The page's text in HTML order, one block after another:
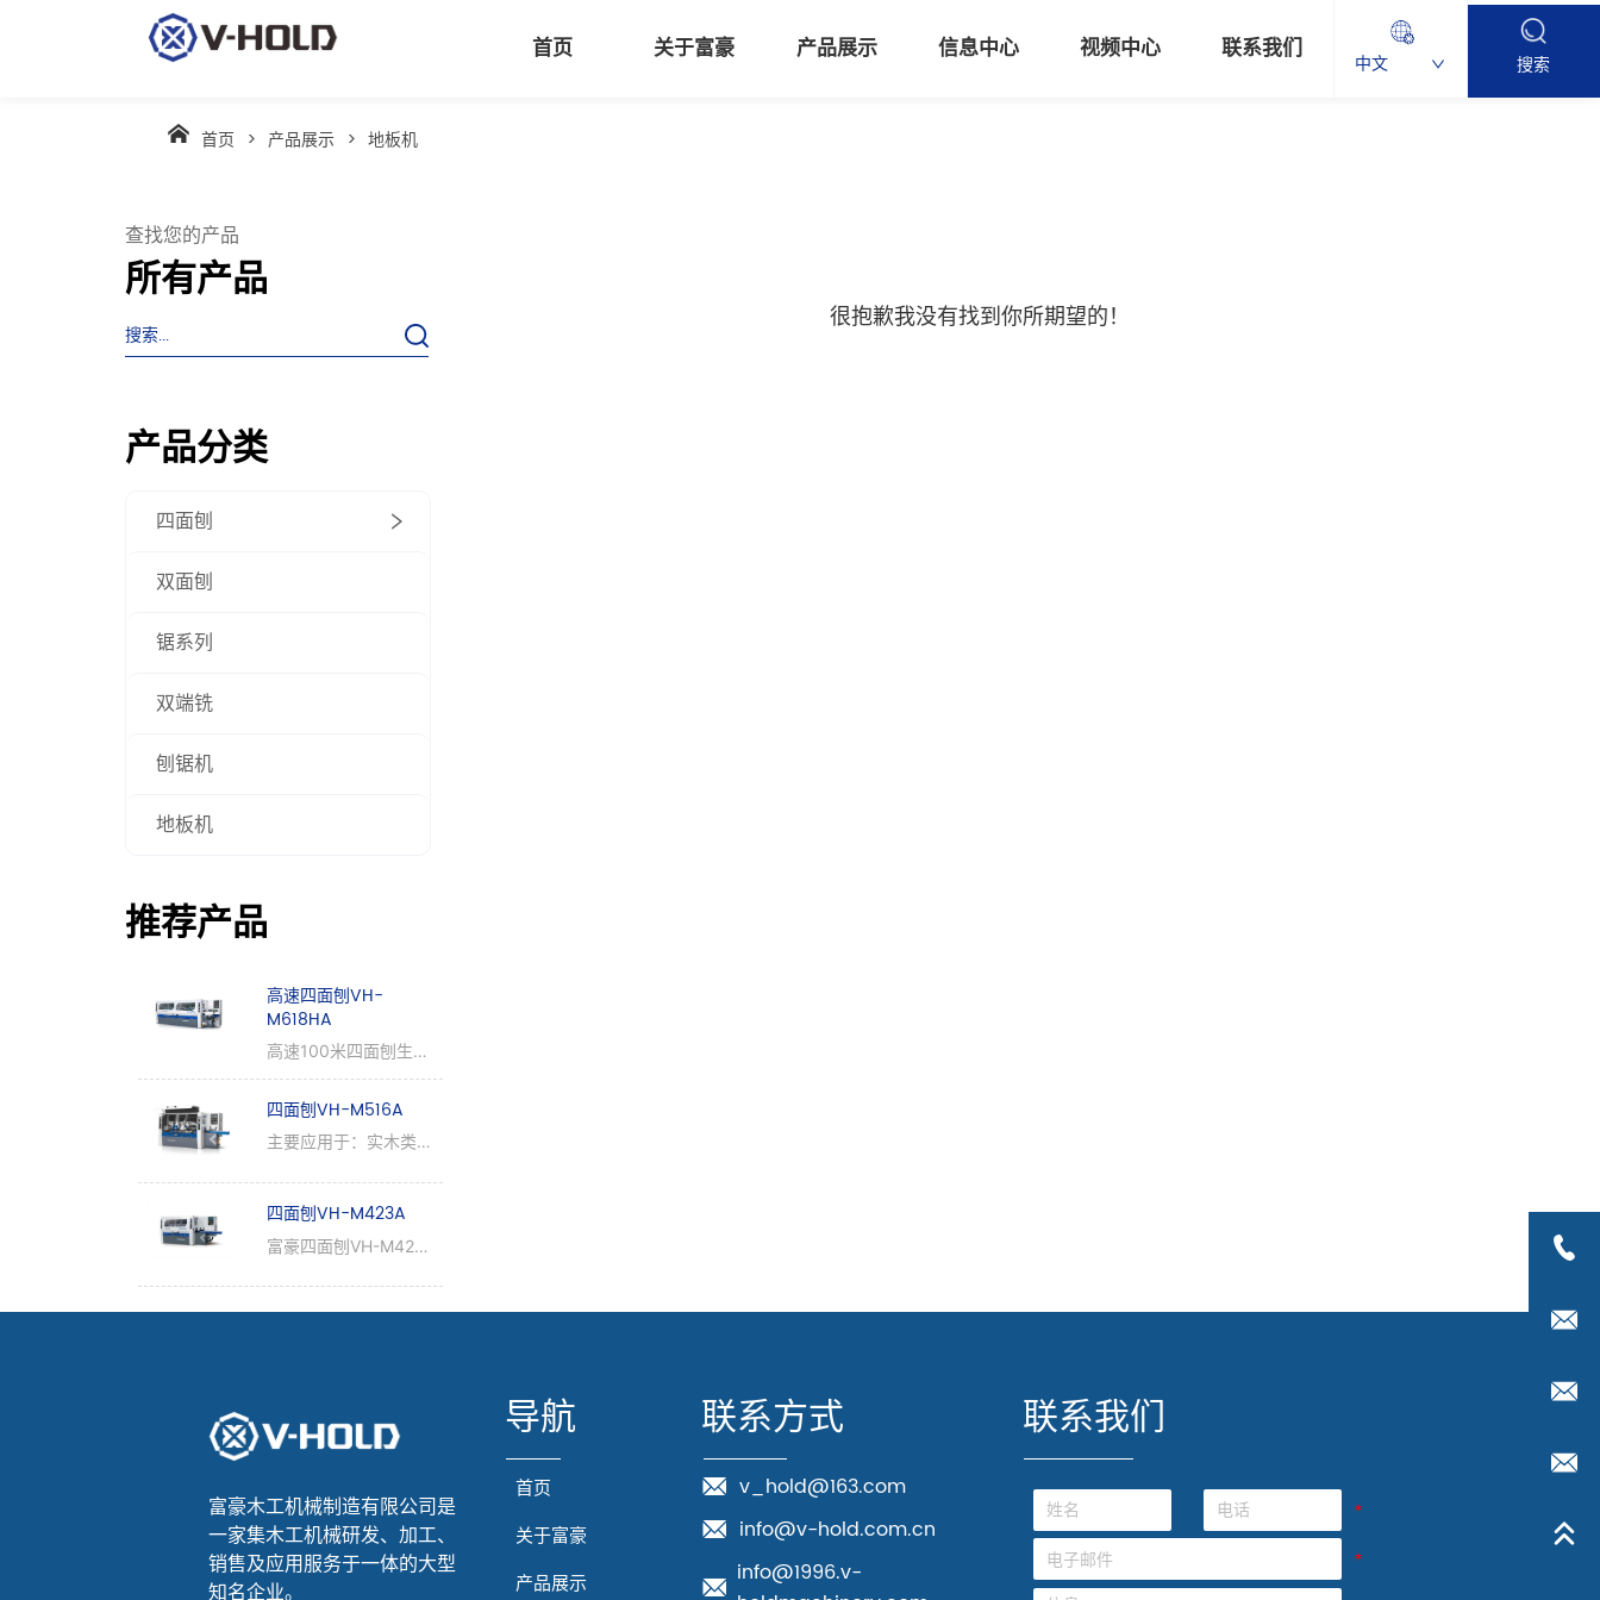
首页 关于富豪 产品展示 信息中心 视频中心 联系我们 中文 搜索
首页 > 产品展示 > 地板机
查找您的产品
所有产品
产品分类
四面刨
双面刨
锯系列
双端铣
刨锯机
地板机
推荐产品
高速四面刨VH-
M618HA
高速100米四面刨生产
线VH-M618HA应用于
短料泰国橡胶木拼板毛
料加工，高效率、省人
工、批量化生产，助力
四面刨VH-M516A
主要应用于：实木类、
量的四面刨光或者简单
线型加工，如：桑拿
板、床板、实木画框、
罗马柱等。 产品特
点：1、全系列产品标
配变频送料系统，送料
高转速）；4、独立电
机启动，根据客户实际
轴（可选配不同配置电
机功率）；5、耐重切
削齿轮箱；6、配备3
个位置急停装置，安装
开门外罩断电和进料口
四面刨VH-M423A
富豪四面刨VH-M423A
大厚度160mm，四面
刨光及成型线条加工
很抱歉我没有找到你所期望的！
富豪木工机械制造有限公司是
一家集木工机械研发、加工、
销售及应用服务于一体的大型
知名企业。
导航
首页
关于富豪
产品展示
联系方式
v_hold@163.com
info@v-hold.com.cn
info@1996.v-
联系我们
*
*